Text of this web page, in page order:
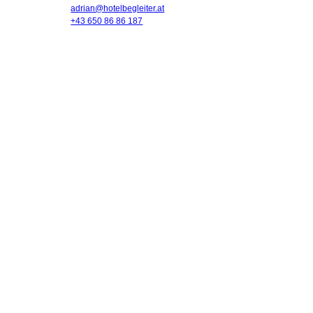
adrian@hotelbegleiter.at
+43 650 86 86 187